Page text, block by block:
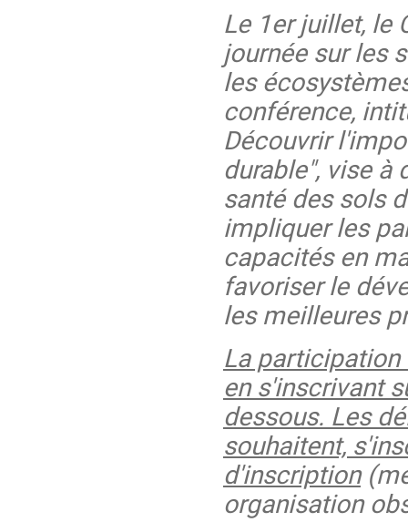
Le 1er juillet, le
journée sur les
les
conférence,
Découvrir
durable", vise à
santé des sols
impliquer les
capacités en
favoriser le
les meilleures
La
en s'inscrivant
dessous. Les
souhaitent,
d'inscription
organisation